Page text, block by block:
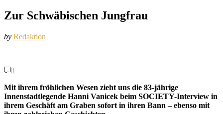
Zur Schwäbischen Jungfrau
by Redaktion
0
Mit ihrem fröhlichen Wesen zieht uns die 83-jährige
Innenstadtlegende Hanni Vanicek beim SOCIETY-Interview in
ihrem Geschäft am Graben sofort in ihren Bann – ebenso mit